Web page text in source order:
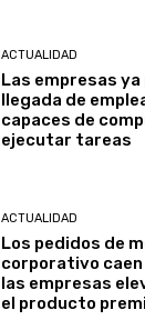
ACTUALIDAD
Las empresas
llegada de
capaces de
ejecutar tareas
ACTUALIDAD
Los pedidos de
corporativo caen
las empresas
el producto